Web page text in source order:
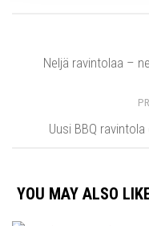
Neljä ravintolaa –
Uusi BBQ
YOU MAY ALSO